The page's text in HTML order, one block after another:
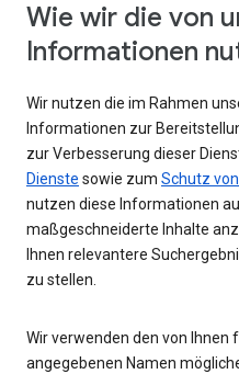
Wie wir die von
Informationen
Wir nutzen die im Rahmen
Informationen zur
zur Verbesserung dieser
Dienste sowie zum Schutz
nutzen diese Informationen
maßgeschneiderte Inhalte
Ihnen relevantere
zu stellen.
Wir verwenden den von Ihnen
angegebenen Namen